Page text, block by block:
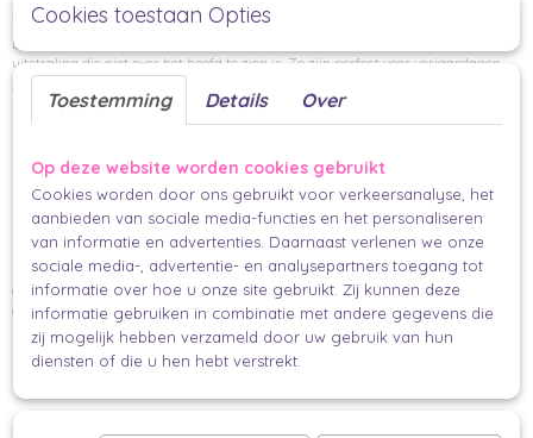
Waarom kiezen voor een sluitsticker?
De
uitstraling die niet over het hoofd te zien is. Ze zijn perfect voor verjaardagen,
jubilea of andere bijzondere momenten die gevierd moeten worden. De stickers
zijn eenvoudig aan te brengen en maken je verpakking meteen compleet.
Afmeting:40 mm
Kleur:groen & blauw
Aantal:5 stuks
Tip:
Combineer deze stickers met hetStripes Blue/Green cadeaupapier
een samenhangende en feestelijke uitstraling. Voeg een cadeaukaartje of lint
toe voor de ultieme afwerking van je geschenk.
Ook interessant
Cookies toestaan Opties
Toestemming Details Over
Op deze website worden cookies gebruikt
Cookies worden door ons gebruikt voor verkeersanalyse, het
aanbieden van sociale media-functies en het personaliseren
van informatie en advertenties. Daarnaast verlenen we onze
sociale media-, advertentie- en analysepartners toegang tot
informatie over hoe u onze site gebruikt. Zij kunnen deze
informatie gebruiken in combinatie met andere gegevens die
zij mogelijk hebben verzameld door uw gebruik van hun
diensten of die u hen hebt verstrekt.